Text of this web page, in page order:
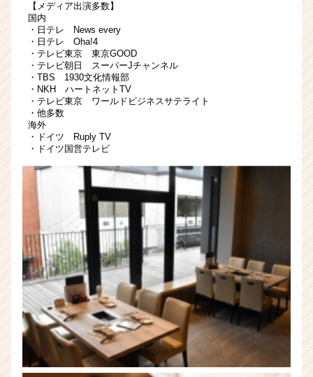
チ
ー・
成
長
企
カ
ウ
ト
が
届
く
就
サ
イ
ト
チ
ア
キ
【メディア出演多数】
国内
・日テレ News every
・日テレ Oha!4
・テレビ東京 東京GOOD
・テレビ朝日 スーパーJチャンネル
・TBS 1930文化情報部
・NKH ハートネットTV
・テレビ東京 ワールドビジネスサテライト
・他多数
海外
・ドイツ Ruply TV
・ドイツ国営テレビ